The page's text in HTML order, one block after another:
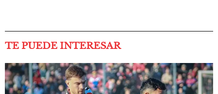
TE PUEDE INTERESAR